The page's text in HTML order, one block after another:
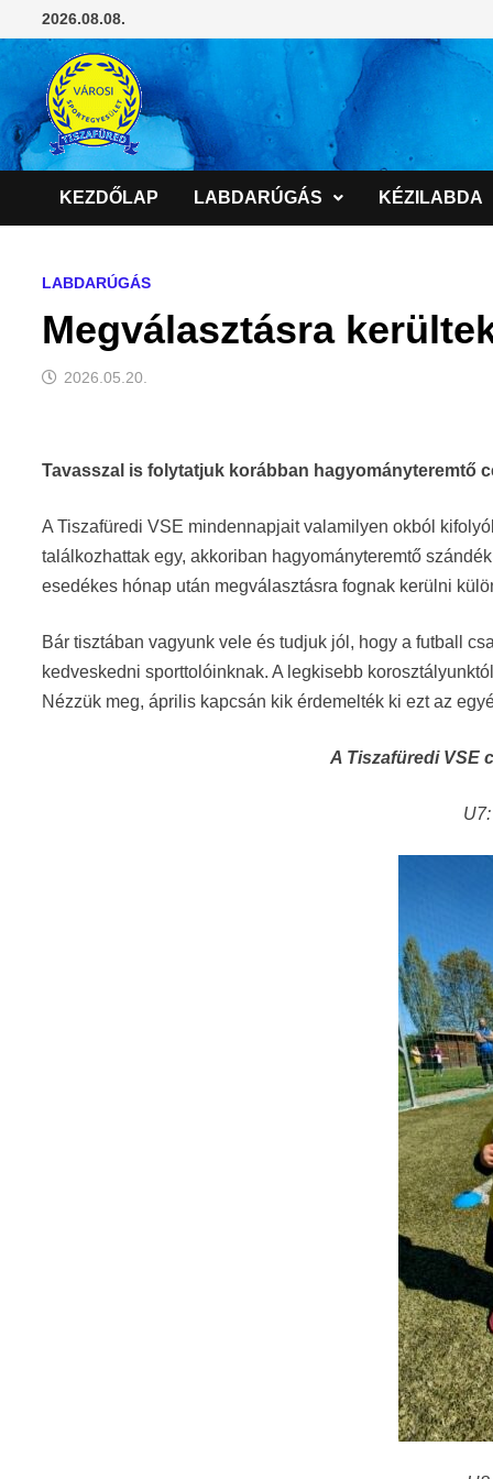
to
2026.08.08.
KEZDŐLAP LABDARÚGÁS KÉZILABDA
LABDARÚGÁS
Megválasztásra
2026.05.20.
Tavasszal is folytatjuk korábban hagyományteremtő
A Tiszafüredi VSE mindennapjait valamilyen okból
találkozhattak egy, akkoriban hagyományteremtő
esedékes hónap után megválasztásra fognak kerülni
Bár tisztában vagyunk vele és tudjuk jól, hogy a futball
kedveskedni sporttolóinknak. A legkisebb
Nézzük meg, április kapcsán kik érdemelték ki ezt az
A Tiszafüredi VSE